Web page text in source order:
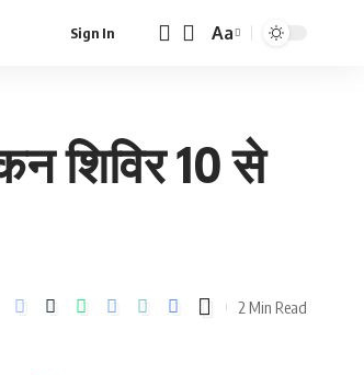
Sign In
Font
Aa
शिविर 10 से
2 Min Read